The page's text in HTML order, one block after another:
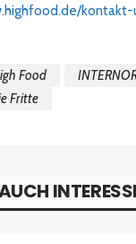
Food
Fritte